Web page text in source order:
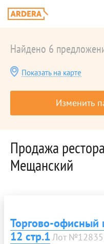
Найдено 6
Показать на карте
Изменить
Продажа
Мещанский
Торгово-офисный
12 стр.1 Лот